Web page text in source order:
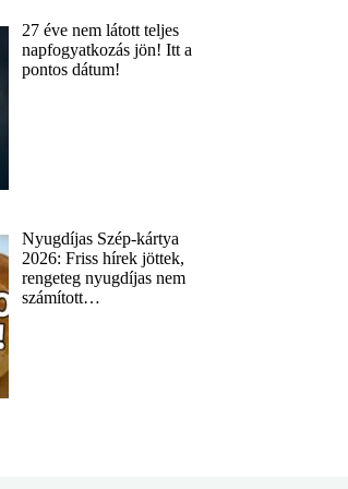
27 éve nem látott teljes
napfogyatkozás jön! Itt a
pontos dátum!
Nyugdíjas Szép-kártya
2026: Friss hírek jöttek,
rengeteg nyugdíjas nem
számított…